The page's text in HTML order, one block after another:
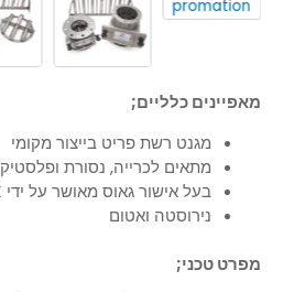
מאפיינים כלליים;
מגנט רשת פריט בייצור מקומי
מתאים לכרייה, נסורת ופלסטיק
בעל אישור גאוס מאושר על ידי TUBITAK ו-TURKAK
נירוסטה ואטום
מפרט טכני;